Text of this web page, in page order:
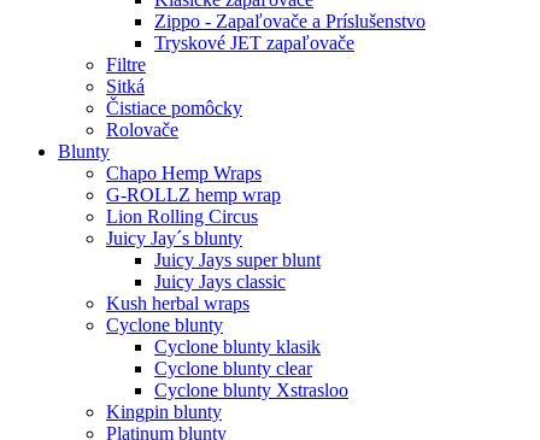
Zippo - Zapaľovače a Príslušenstvo
Tryskové JET zapaľovače
Filtre
Sitká
Čistiace pomôcky
Rolovače
Blunty
Chapo Hemp Wraps
G-ROLLZ hemp wrap
Lion Rolling Circus
Juicy Jay´s blunty
Juicy Jays super blunt
Juicy Jays classic
Kush herbal wraps
Cyclone blunty
Cyclone blunty klasik
Cyclone blunty clear
Cyclone blunty Xstrasloo
Kingpin blunty
Platinum blunty